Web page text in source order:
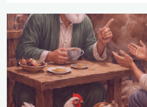
za
djecu:
Nasrudin
Hodža
u
hamamu"